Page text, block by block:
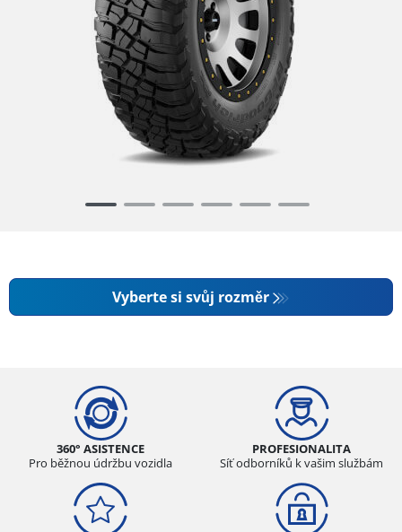
Vyberte si svůj rozměr
360° ASISTENCE
Pro běžnou údržbu vozidla
PROFESIONALITA
Síť odborníků k vašim službám